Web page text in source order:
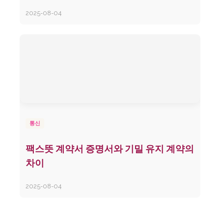
2025-08-04
통신
팩스뜻 계약서 증명서와 기밀 유지 계약의
차이
2025-08-04